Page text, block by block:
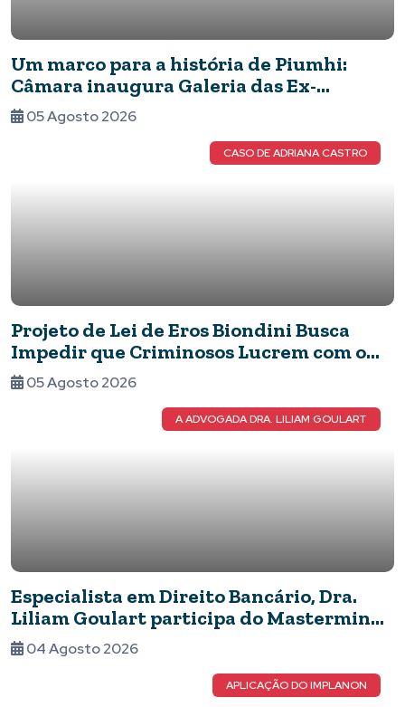
Um marco para a história de Piumhi:
Câmara inaugura Galeria das Ex-
Vereadoras e eterniza o legado das
mulheres no Legislativo
05 Agosto 2026
CASO DE ADRIANA CASTRO
Projeto de Lei de Eros Biondini Busca
Impedir que Criminosos Lucrem com o
Patrimônio de suas Vítimas
05 Agosto 2026
A ADVOGADA DRA. LILIAM GOULART
Especialista em Direito Bancário, Dra.
Liliam Goulart participa do Mastermind
Dinastia Black sobre Marketing e
Inteligência Artificial
04 Agosto 2026
APLICAÇÃO DO IMPLANON